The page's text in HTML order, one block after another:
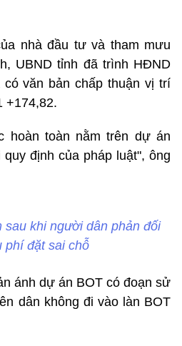
nhà đầu tư và tham mưu
UBND tỉnh đã trình HĐND
văn bản chấp thuận vị trí
+174,82.
hoàn toàn nằm trên dự án
định của pháp luật", ông
sau khi người dân phản đối
phí đặt sai chỗ
ánh dự án BOT có đoạn sử
dân không đi vào làn BOT